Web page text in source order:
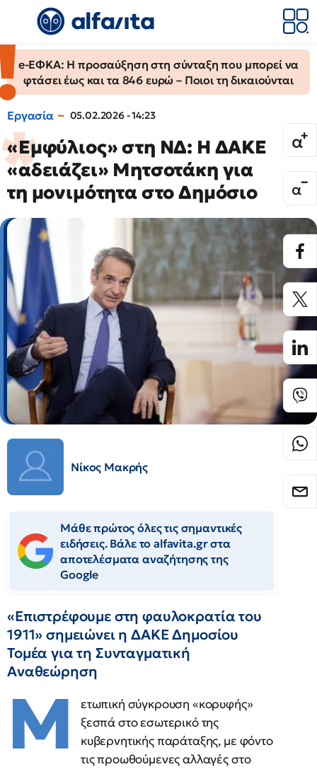
e-ΕΦΚΑ: Η προσαύξηση στη σύνταξη που μπορεί να
φτάσει έως και τα 846 ευρώ – Ποιοι τη δικαιούνται
Εργασία 05.02.2026 - 14:23
«Εμφύλιος» στη ΝΔ: Η ΔΑΚΕ
«αδειάζει» Μητσοτάκη για
τη μονιμότητα στο Δημόσιο
Νίκος Μακρής
Μάθε πρώτος όλες τις σημαντικές
ειδήσεις. Βάλε το alfavita.gr στα
αποτελέσματα αναζήτησης της
Google
«Επιστρέφουμε στη φαυλοκρατία του
1911» σημειώνει η ΔΑΚΕ Δημοσίου
Τομέα για τη Συνταγματική
Αναθεώρηση
Μ
ετωπική σύγκρουση «κορυφής»
ξεσπά στο εσωτερικό της
κυβερνητικής παράταξης, με φόντο
τις προωθούμενες αλλαγές στο